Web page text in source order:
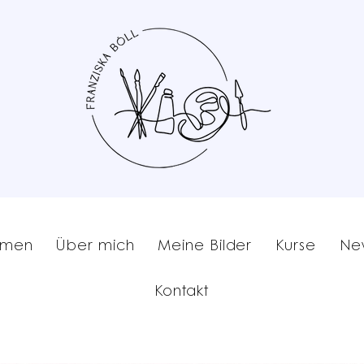
Über mich Meine Bilder Kurse
Kontakt